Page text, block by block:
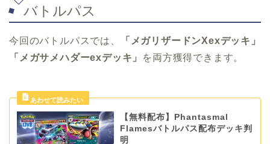
バトルパス
今回のバトルパスでは、
「メガリザードンXexデッキ」
「メガサメハダーexデッキ」
を両方獲得できます。
【無料配布】Phantasmal
Flamesバトルパス配布デッキ判
明